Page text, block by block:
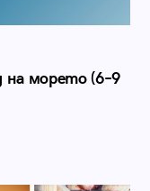
на морето (6–9